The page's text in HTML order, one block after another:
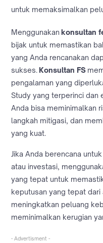
untuk memaksimalkan
Menggunakan konsultan
bijak untuk memastikan
yang Anda rencanakan
sukses. Konsultan FS
pengalaman yang
Study yang terperinci dan
Anda bisa meminimalkan
langkah mitigasi, dan
yang kuat.
Jika Anda berencana
atau investasi,
yang tepat untuk
keputusan yang tepat
meningkatkan peluang
meminimalkan kerugian
- Advertisment -